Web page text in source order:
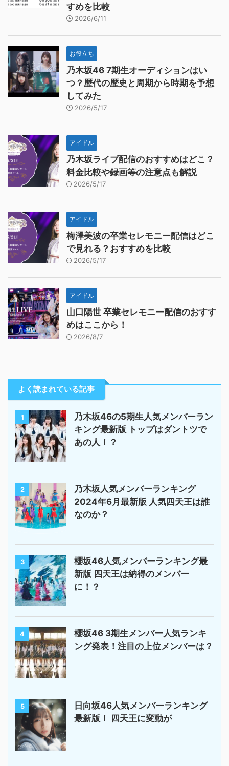
すめを比較
2026/6/11
お役立ち
乃木坂46 7期生オーディションはい
つ？歴代の歴史と周期から時期を予想
してみた
2026/5/17
アイドル
乃木坂ライブ配信のおすすめはどこ？
料金比較や録画等の注意点も解説
2026/5/17
アイドル
梅澤美波の卒業セレモニー配信はどこ
で見れる？おすすめを比較
2026/5/17
アイドル
山口陽世 卒業セレモニー配信のおすす
めはここから！
2026/8/7
よく読まれている記事
1
乃木坂46の5期生人気メンバーラン
キング最新版 トップはダントツで
あの人！？
2
乃木坂人気メンバーランキング
2024年6月最新版 人気四天王は誰
なのか？
3
櫻坂46人気メンバーランキング最
新版 四天王は納得のメンバー
に！？
4
櫻坂46 3期生メンバー人気ランキ
ング発表！注目の上位メンバーは？
5
日向坂46人気メンバーランキング
最新版！ 四天王に変動が